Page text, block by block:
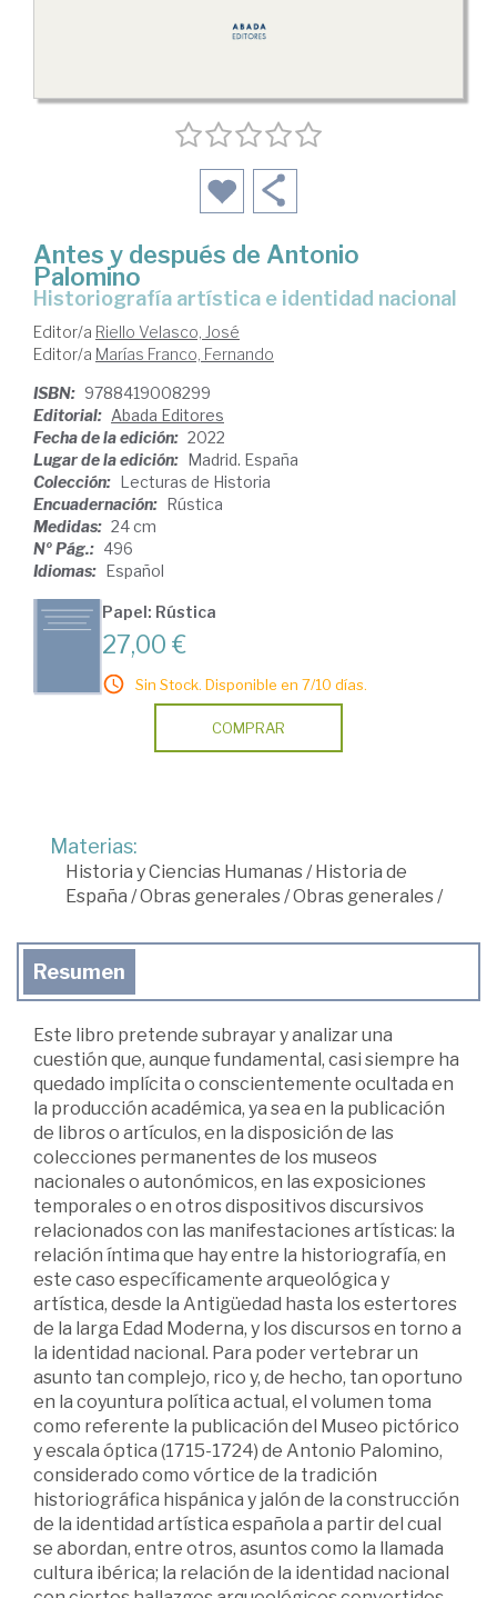
Antes y después de Antonio
Palomino
historiografía artística e identidad nacional
Editor/a Riello Velasco, José
Editor/a Marías Franco, Fernando
ISBN: 9788419008299
Editorial: Abada Editores
Fecha de la edición: 2022
Lugar de la edición: Madrid. España
Colección: Lecturas de Historia
Encuadernación: Rústica
Medidas: 24 cm
Nº Pág.: 496
Idiomas: Español
Papel: Rústica
27,00 €
Sin Stock. Disponible en 7/10 días.
COMPRAR
Materias:
Historia y Ciencias Humanas /Historia de
España /Obras generales /Obras generales /
Resumen
Este libro pretende subrayar y analizar una
cuestión que, aunque fundamental, casi siempre ha
quedado implícita o conscientemente ocultada en
la producción académica, ya sea en la publicación
de libros o artículos, en la disposición de las
colecciones permanentes de los museos
nacionales o autonómicos, en las exposiciones
temporales o en otros dispositivos discursivos
relacionados con las manifestaciones artísticas: la
relación íntima que hay entre la historiografía, en
este caso específicamente arqueológica y
artística, desde la Antigüedad hasta los estertores
de la larga Edad Moderna, y los discursos en torno a
la identidad nacional. Para poder vertebrar un
asunto tan complejo, rico y, de hecho, tan oportuno
en la coyuntura política actual, el volumen toma
como referente la publicación del Museo pictórico
y escala óptica (1715-1724) de Antonio Palomino,
considerado como vórtice de la tradición
historiográfica hispánica y jalón de la construcción
de la identidad artística española a partir del cual
se abordan, entre otros, asuntos como la llamada
cultura ibérica; la relación de la identidad nacional